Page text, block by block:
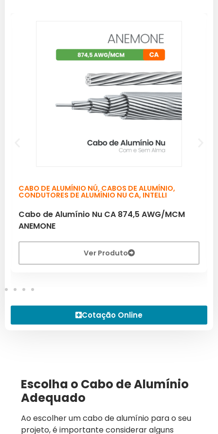
CABO DE ALUMÍNIO NÚ, CABOS DE ALUMÍNIO,
CONDUTORES DE ALUMÍNIO NU CA, INTELLI
Cabo de Alumínio Nu CA 874,5 AWG/MCM
ANEMONE
Ver Produto
Cotação Online
Escolha o Cabo de Alumínio
Adequado
Ao escolher um cabo de alumínio para o seu
projeto, é importante considerar alguns